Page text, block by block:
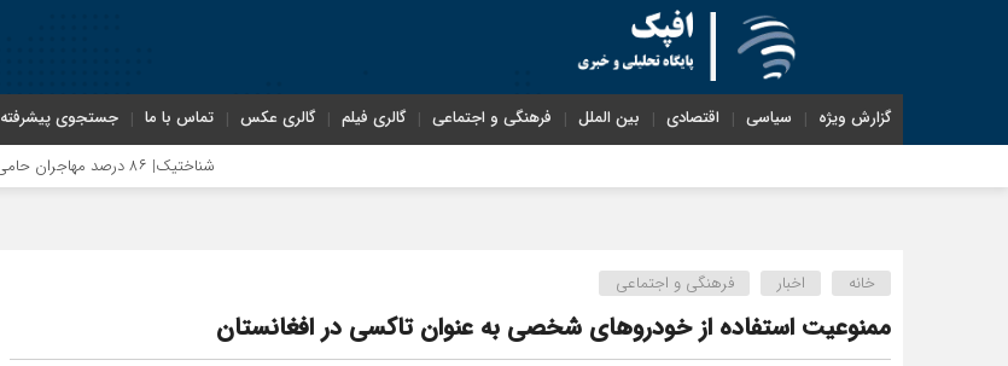
گزارش ویژه سیاسی اقتصادی بین الملل فرهنگی و اجتماعی گالری فیلم گالری عکس تماس با ما جستجوی پیشرفته
خانه اخبار فرهنگی و اجتماعی
ممنوعیت استفاده از خودروهای شخصی به عنوان تاکسی در افغانستان